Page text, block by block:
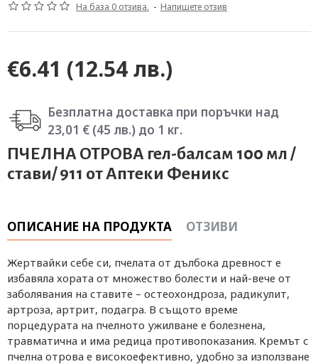
На база 0 отзива. - Напишете отзив
€6.41 (12.54 лв.)
Безплатна доставка при поръчки над
23,01 € (45 лв.) до 1 кг.
ПЧЕЛНА ОТРОВА гел-балсам 100 мл /
стави/ 911 от Аптеки Феникс
ОПИСАНИЕ НА ПРОДУКТА ОТЗИВИ
Жертвайки себе си, пчелата от дълбока древност е
избавяла хората от множество болести и най-вече от
заболявания на ставите – остеохондроза, радикулит,
артроза, артрит, подагра. В същото време
порцедурата на пчелното ужилване е болезнена,
травматична и има редица противопоказания. Кремът с
пчелна отрова е високоефективно, удобно за използване